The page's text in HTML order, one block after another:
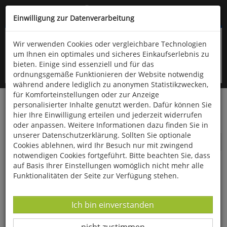
Kompletten Head der Seite überspringen
oder (06766) 9323-960
Startseite Technik & Freizeit
Outdoor & Wandern
Bekleidung
Bekleidung
Einwilligung zur Datenverarbeitung
Wir verwenden Cookies oder vergleichbare Technologien
um Ihnen ein optimales und sicheres Einkaufserlebnis zu
bieten. Einige sind essenziell und für das
ordnungsgemäße Funktionieren der Website notwendig
während andere lediglich zu anonymen Statistikzwecken,
für Komforteinstellungen oder zur Anzeige
personalisierter Inhalte genutzt werden. Dafür können Sie
hier Ihre Einwilligung erteilen und jederzeit widerrufen
oder anpassen. Weitere Informationen dazu finden Sie in
unserer Datenschutzerklärung. Sollten Sie optionale
Cookies ablehnen, wird Ihr Besuch nur mit zwingend
notwendigen Cookies fortgeführt. Bitte beachten Sie, dass
auf Basis Ihrer Einstellungen womöglich nicht mehr alle
Funktionalitäten der Seite zur Verfügung stehen.
Datenverarbeitung -
Ich bin einverstanden